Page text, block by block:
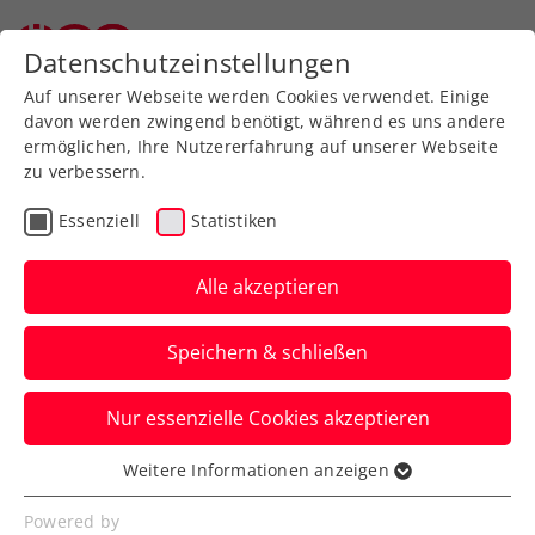
Aktuelle News
News filtern
Datenschutzeinstellungen
Auf unserer Webseite werden Cookies verwendet. Einige
davon werden zwingend benötigt, während es uns andere
ermöglichen, Ihre Nutzererfahrung auf unserer Webseite
zu verbessern.
Essenziell Statistiken
Alle akzeptieren
Speichern & schließen
Nur essenzielle Cookies akzeptieren
Essenziell
Essenzielle Cookies werden für grundlegende
Weitere Informationen anzeigen
Powered by